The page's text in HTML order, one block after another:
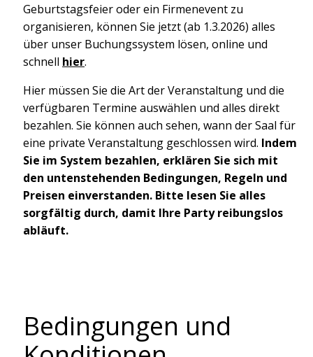
Geburtstagsfeier oder ein Firmenevent zu
organisieren, können Sie jetzt (ab 1.3.2026) alles
über unser Buchungssystem lösen, online und
schnell hier.
Hier müssen Sie die Art der Veranstaltung und die
verfügbaren Termine auswählen und alles direkt
bezahlen. Sie können auch sehen, wann der Saal für
eine private Veranstaltung geschlossen wird. Indem
Sie im System bezahlen, erklären Sie sich mit
den untenstehenden Bedingungen, Regeln und
Preisen einverstanden. Bitte lesen Sie alles
sorgfältig durch, damit Ihre Party reibungslos
abläuft.
Bedingungen und